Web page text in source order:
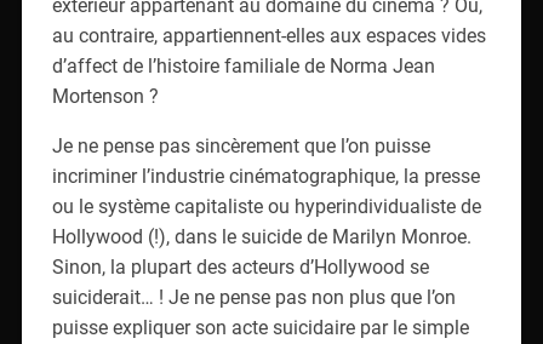
extérieur appartenant au domaine du cinéma ? Ou,
au contraire, appartiennent-elles aux espaces vides
d’affect de l’histoire familiale de Norma Jean
Mortenson ?
Je ne pense pas sincèrement que l’on puisse
incriminer l’industrie cinématographique, la presse
ou le système capitaliste ou hyperindividualiste de
Hollywood (!), dans le suicide de Marilyn Monroe.
Sinon, la plupart des acteurs d’Hollywood se
suiciderait… ! Je ne pense pas non plus que l’on
puisse expliquer son acte suicidaire par le simple